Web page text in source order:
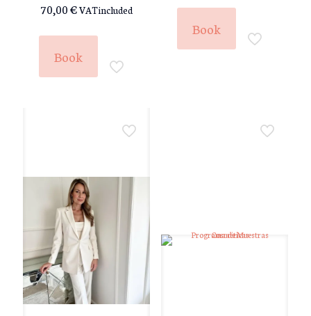
5.00
70,00€VAT included
Book
Book